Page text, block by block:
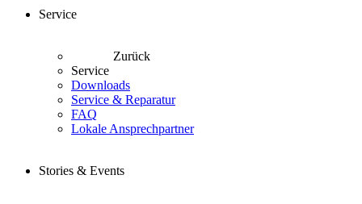
Service
Zurück
Service
Downloads
Service & Reparatur
FAQ
Lokale Ansprechpartner
Stories & Events